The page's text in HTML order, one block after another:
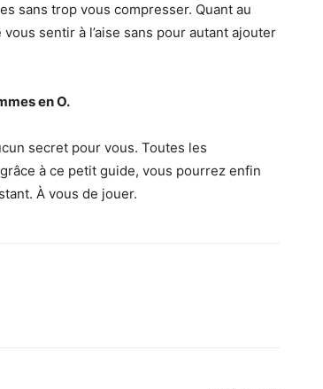
sans trop vous compresser. Quant au
sentir à l’aise sans pour autant ajouter
en O.
secret pour vous. Toutes les
à ce petit guide, vous pourrez enfin
À vous de jouer.